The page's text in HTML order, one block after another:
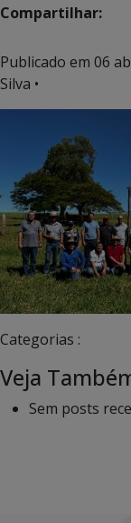
Compartilhar:
Publicado em 06
Silva •
Categorias :
Veja
Sem posts